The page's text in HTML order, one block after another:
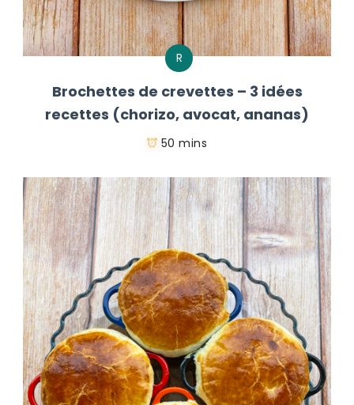
R
Brochettes de crevettes – 3 idées
recettes (chorizo, avocat, ananas)
50 mins